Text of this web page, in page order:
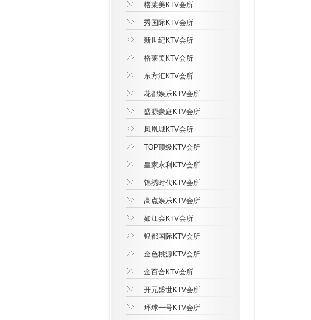
格莱美KTV会所
秀国际KTV会所
新世纪KTV会所
格莱美KTV会所
东方汇KTV会所
花都娱乐KTV会所
盛源豪庭KTV会所
凤凰城KTV会所
TOP顶级KTV会所
皇家永利KTV会所
锦绣时代KTV会所
高点娱乐KTV会所
如江会KTV会所
银都国际KTV会所
金色桃源KTV会所
金百合KTV会所
开元盛世KTV会所
环球一号KTV会所